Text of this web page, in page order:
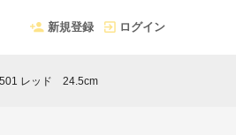
新規登録 ログイン
レッド 24.5cm